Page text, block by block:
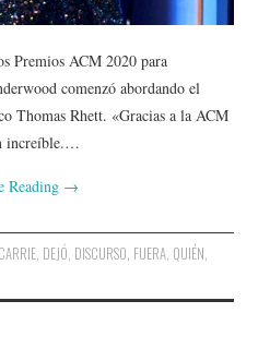
Premios ACM 2020 para
comenzó abordando el
Thomas Rhett. «Gracias a la ACM
increíble.…
Reading →
CARRIE, DEJÓ, DISCURSO, FUERA, QUIÉN,